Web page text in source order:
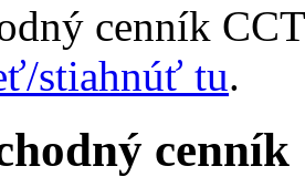
cenník
stiahnúť tu.
cenník